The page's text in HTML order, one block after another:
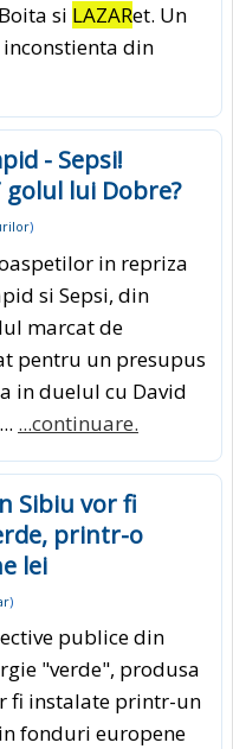
si LAZARet. Un
din
- Sepsi!
lui Dobre?
)
in repriza
si Sepsi, din
marcat de
pentru un presupus
in duelul cu David
...continuare.
Sibiu vor fi
printr-o
lei
)
publice din
"verde", produsa
fi instalate printr-un
fonduri europene